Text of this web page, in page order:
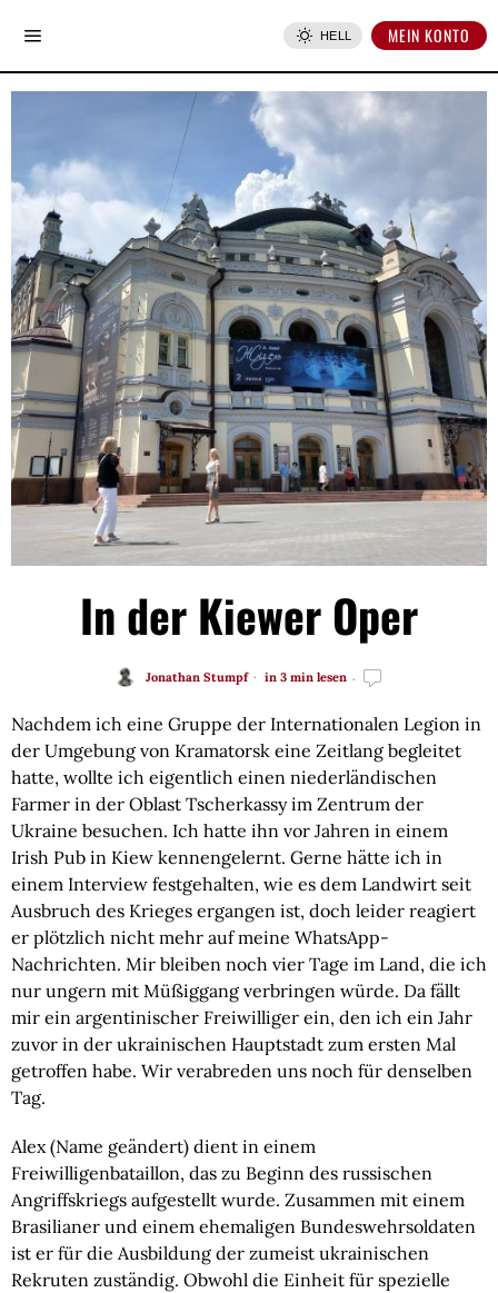
HELL MEIN KONTO
In der Kiewer Oper
Jonathan Stumpf in 3 min lesen
Nachdem ich eine Gruppe der Internationalen Legion in
der Umgebung von Kramatorsk eine Zeitlang begleitet
hatte, wollte ich eigentlich einen niederländischen
Farmer in der Oblast Tscherkassy im Zentrum der
Ukraine besuchen. Ich hatte ihn vor Jahren in einem
Irish Pub in Kiew kennengelernt. Gerne hätte ich in
einem Interview festgehalten, wie es dem Landwirt seit
Ausbruch des Krieges ergangen ist, doch leider reagiert
er plötzlich nicht mehr auf meine WhatsApp-
Nachrichten. Mir bleiben noch vier Tage im Land, die ich
nur ungern mit Müßiggang verbringen würde. Da fällt
mir ein argentinischer Freiwilliger ein, den ich ein Jahr
zuvor in der ukrainischen Hauptstadt zum ersten Mal
getroffen habe. Wir verabreden uns noch für denselben
Tag.
Alex (Name geändert) dient in einem
Freiwilligenbataillon, das zu Beginn des russischen
Angriffskriegs aufgestellt wurde. Zusammen mit einem
Brasilianer und einem ehemaligen Bundeswehrsoldaten
ist er für die Ausbildung der zumeist ukrainischen
Rekruten zuständig. Obwohl die Einheit für spezielle